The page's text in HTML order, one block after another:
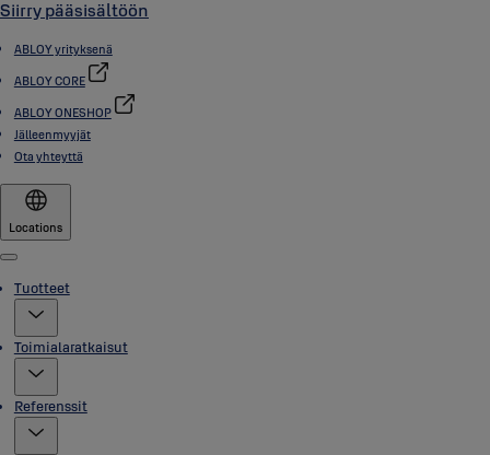
Siirry pääsisältöön
ABLOY yrityksenä
ABLOY CORE
ABLOY ONESHOP
Jälleenmyyjät
Ota yhteyttä
Locations
Menu
Tuotteet
Toimialaratkaisut
Referenssit